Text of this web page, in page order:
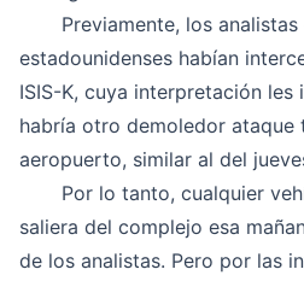
Previamente, los analistas
estadounidenses habían
ISIS-K, cuya interpretación
habría otro demoledor ataque
aeropuerto, similar al del
Por lo tanto, cualquier
saliera del complejo esa
de los analistas. Pero por las